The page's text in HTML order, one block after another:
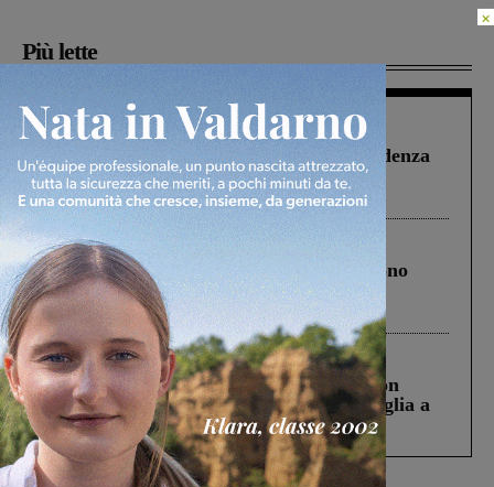
Più lette
Figline Incisa Valdarno 1 Agosto 2026
Piscina di Figline finanziata oltre la scadenza
Pnrr, il gruppo di Fratelli d’Italia: “Un
ringraziamento al Governo”
Cronaca 4 Agosto 2026
Un anno fa la strage in A1 in cui morirono
Gianni, Giulia e Franco. Lo schianto, il
processo, lo stop ai sorpassi fra tir....
Cronaca 3 Agosto 2026
Scomparso da una struttura di Castiglion
Fiorentino l’uomo che aveva ucciso la figlia a
Levane nel 2020
×